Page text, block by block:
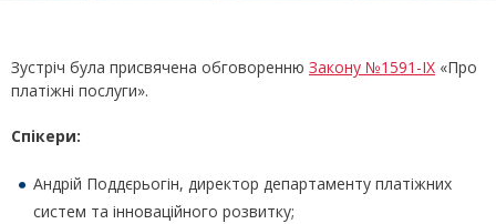
Зустріч була присвячена обговоренню Закону №1591-IX «Про
платіжні послуги».
Спікери:
Андрій Поддєрьогін, директор департаменту платіжних
систем та інноваційного розвитку;